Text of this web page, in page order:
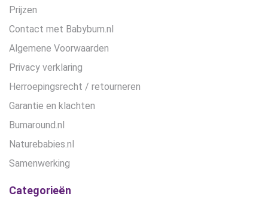
Prijzen
Contact met Babybum.nl
Algemene Voorwaarden
Privacy verklaring
Herroepingsrecht / retourneren
Garantie en klachten
Bumaround.nl
Naturebabies.nl
Samenwerking
Categorieën